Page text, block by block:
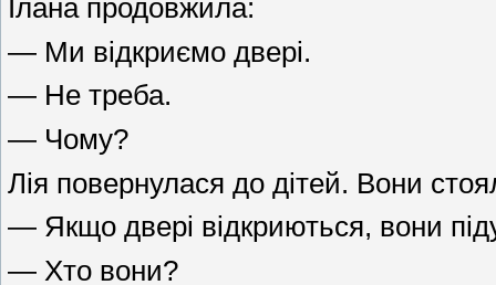
Ілана продовжила:
— Ми відкриємо двері.
— Не треба.
— Чому?
Лія повернулася до дітей. Вони
— Якщо двері відкриються, вони
— Хто вони?